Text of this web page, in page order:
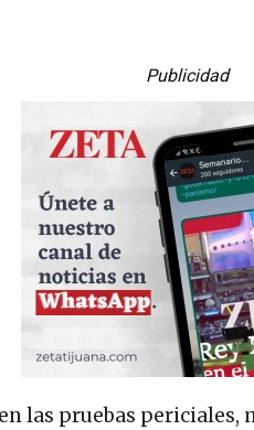
Publicidad
las pruebas periciales,